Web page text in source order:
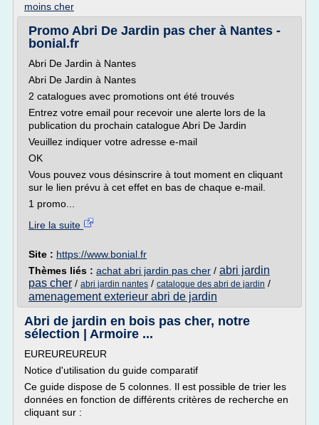
moins cher
Promo Abri De Jardin pas cher à Nantes -
bonial.fr
Abri De Jardin à Nantes
Abri De Jardin à Nantes
2 catalogues avec promotions ont été trouvés
Entrez votre email pour recevoir une alerte lors de la
publication du prochain catalogue Abri De Jardin
Veuillez indiquer votre adresse e-mail
OK
Vous pouvez vous désinscrire à tout moment en cliquant
sur le lien prévu à cet effet en bas de chaque e-mail.
1 promo...
Lire la suite
Site : https://www.bonial.fr
Thèmes liés : achat abri jardin pas cher / abri jardin
pas cher / abri jardin nantes / catalogue des abri de jardin /
amenagement exterieur abri de jardin
Abri de jardin en bois pas cher, notre
sélection | Armoire ...
EUREUREUREUR
Notice d'utilisation du guide comparatif
Ce guide dispose de 5 colonnes. Il est possible de trier les
données en fonction de différents critères de recherche en
cliquant sur :